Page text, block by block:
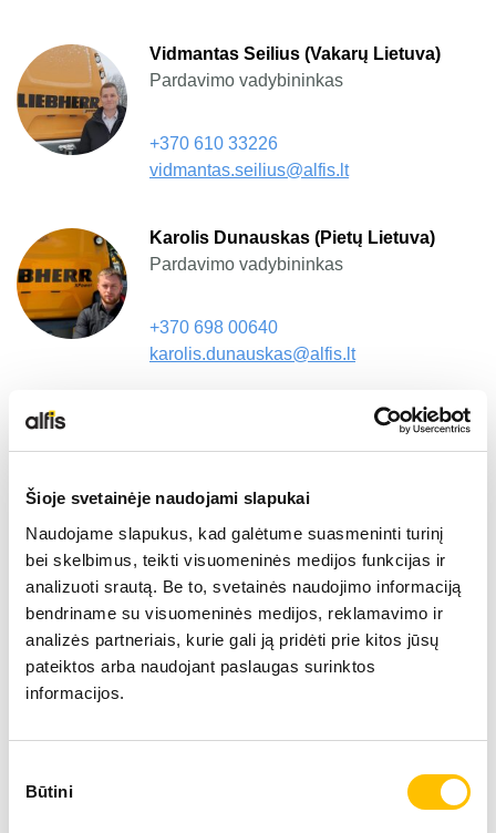
Šioje svetainėje naudojami slapukai
Naudojame slapukus, kad galėtume suasmeninti turinį
bei skelbimus, teikti visuomeninės medijos funkcijas ir
analizuoti srautą. Be to, svetainės naudojimo informaciją
bendriname su visuomeninės medijos, reklamavimo ir
analizės partneriais, kurie gali ją pridėti prie kitos jūsų
pateiktos arba naudojant paslaugas surinktos
informacijos.
pasirinkimas
Būtini
Vidmantas Seilius (Vakarų Lietuva)
Pardavimo vadybininkas
+370 610 33226
vidmantas.seilius@alfis.lt
Karolis Dunauskas (Pietų Lietuva)
Pardavimo vadybininkas
+370 698 00640
karolis.dunauskas@alfis.lt
Vytautas Kišūnas (Rytų Lietuva)
Pardavimo vadybininkas
+370 610 63456
vytautas.kisunas@alfis.lt
Petras Sanikovas
Serviso vadovas